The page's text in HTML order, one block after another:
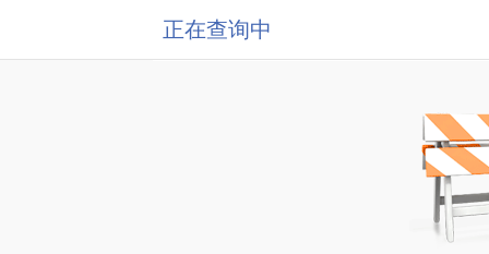
正在查询中